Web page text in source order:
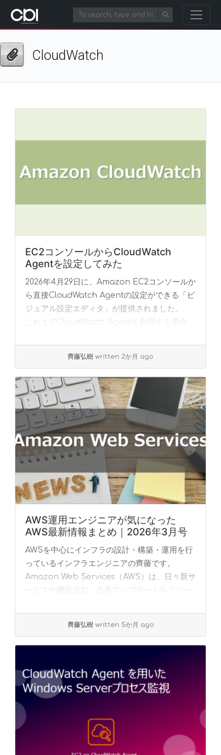
CloudWatch
EC2コンソールからCloudWatch
Agentを設定してみた
2026年4月29日に、Amazon EC2コンソールか
ら直接CloudWatch Agentの設定ができる「ビ
ジュアル設定エディタ」が提供されました。
これまでCloudWatch Agentを利用する場合、
齊藤弘樹 written 2か月 ago
AWS運用エンジニアが気になった
AWS最新情報まとめ｜2026年3月号
AWSを中心にインフラの設計・構築・運用を行
っているインフラエンジニアの齊藤です。
Amazon Web Services（AWS）は、日々新サ
ービスや機能追加、改善アップデートをリリー
齊藤弘樹 written 5か月 ago